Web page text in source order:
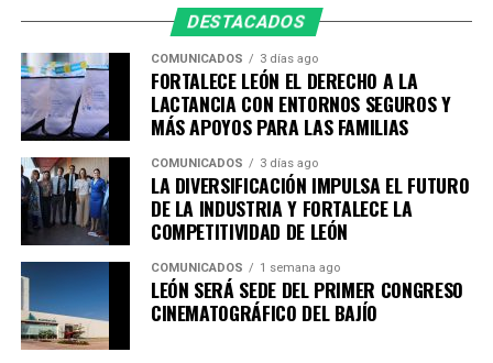
etapas de la vida, León refrenda que aquí las personas sí
cuentan, porque cada niña, niño, joven, madre y familia
es parte fundamental de la construcción de una mejor
ciudad.
DESTACADOS
COMUNICADOS 3 días ago
FORTALECE LEÓN EL DERECHO A LA
LACTANCIA CON ENTORNOS SEGUROS Y
MÁS APOYOS PARA LAS FAMILIAS
COMUNICADOS 3 días ago
LA DIVERSIFICACIÓN IMPULSA EL FUTURO
DE LA INDUSTRIA Y FORTALECE LA
COMPETITIVIDAD DE LEÓN
COMUNICADOS 1 semana ago
LEÓN SERÁ SEDE DEL PRIMER CONGRESO
CINEMATOGRÁFICO DEL BAJÍO